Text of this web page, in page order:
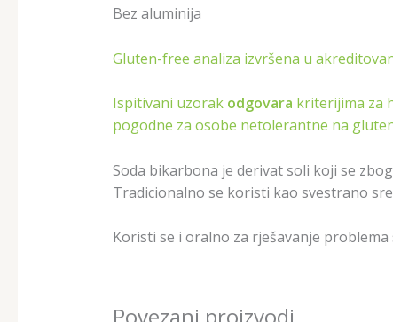
Bez aluminija
Gluten-free analiza izvršena u
Ispitivani uzorak odgovara kriterijima za
pogodne za osobe netolerantne na
Soda bikarbona je derivat soli koji se
Tradicionalno se koristi kao svestrano
Koristi se i oralno za rješavanje